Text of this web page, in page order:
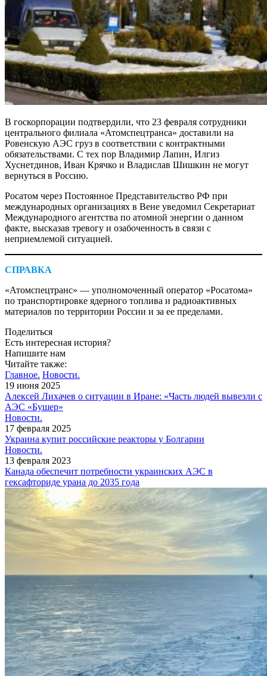
В госкорпорации подтвердили, что 23 февраля сотрудники
центрального филиала «Атомспецтранса» доставили на
Ровенскую АЭС груз в соответствии с контрактными
обязательствами. С тех пор Владимир Лапин, Илгиз
Хуснетдинов, Иван Крячко и Владислав Шишкин не могут
вернуться в Россию.
Росатом через Постоянное Представительство РФ при
международных организациях в Вене уведомил Секретариат
Международного агентства по атомной энергии о данном
факте, высказав тревогу и озабоченность в связи с
неприемлемой ситуацией.
СПРАВКА
«Атомспецтранс» — уполномоченный оператор «Росатома»
по транспортировке ядерного топлива и радиоактивных
материалов по территории России и за ее пределами.
Поделиться
Есть интересная история?
Напишите нам
Читайте также:
Главное. Новости.
19 июня 2025
Алексей Лихачев о ситуации в Иране: «Часть людей вывезли с
АЭС «Бушер»
Новости.
17 февраля 2025
Украина купит российские реакторы у Болгарии
Новости.
13 февраля 2023
Канада обеспечит потребности украинских АЭС в
гексафториде урана до 2035 года